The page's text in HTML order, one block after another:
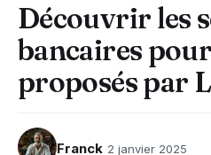
Découvrir les
bancaires
proposés par
Franck 2 janvier 2025